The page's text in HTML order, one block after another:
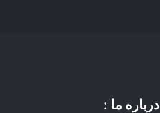
درباره ما :